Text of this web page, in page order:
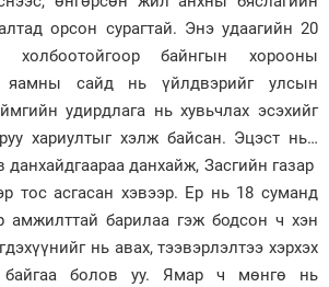
орсон сурагтай. Энэ удаагийн 20
холбоотойгоор байнгын хорооны
яамны сайд нь үйлдвэрийг улсын
удирдлага нь хувьчлах эсэхийг
хариултыг хэлж байсан. Эцэст нь…
данхайдгаараа данхайж, Засгийн газар
тос асгасан хэвээр. Ер нь 18 суманд
амжилттай барилаа гэж бодсон ч хэн
нь авах, тээвэрлэлтээ хэрхэх
байгаа болов уу. Ямар ч мөнгө нь